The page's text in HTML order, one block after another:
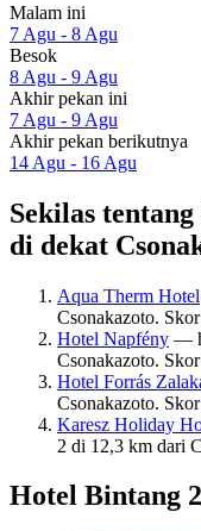
Malam ini
7 Agu - 8 Agu
Besok
8 Agu - 9 Agu
Akhir pekan ini
7 Agu - 9 Agu
Akhir pekan berikutnya
14 Agu - 16 Agu
Sekilas
di dekat
Aqua Therm Hotel
Csonakazoto.
Hotel Napfény —
Csonakazoto.
Hotel Forrás
Csonakazoto.
Karesz Holiday
2 di 12,3 km dari
Hotel Bintang